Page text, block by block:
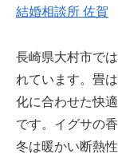
結婚相談所 佐賀
長崎県大村市で
れています。畳
化に合わせた快
です。イグサの
冬は暖かい断熱